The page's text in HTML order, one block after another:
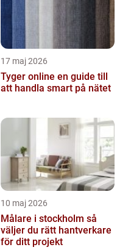
17 maj 2026
Tyger online en guide till
att handla smart på nätet
10 maj 2026
Målare i stockholm så
väljer du rätt hantverkare
för ditt projekt